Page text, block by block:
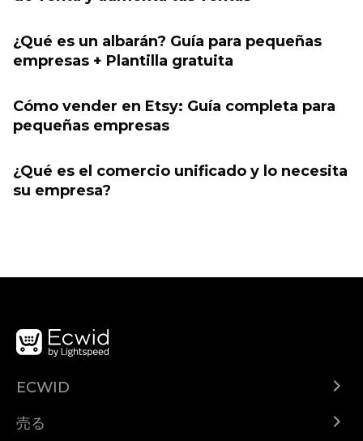
¿Qué es un albarán? Guía para pequeñas
empresas + Plantilla gratuita
Cómo vender en Etsy: Guía completa para
pequeñas empresas
¿Qué es el comercio unificado y lo necesita
su empresa?
ECWID
ヘルプセンター
売る